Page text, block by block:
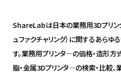
ShareLabは日本の業務用3Dプリン
ュファクチャリング）に関するあら
す。業務用プリンタ―の価格・造形
脂・金属3Dプリンタ―の検索・比較